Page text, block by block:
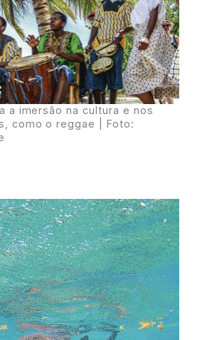
a imersão na cultura e nos
como o reggae | Foto: